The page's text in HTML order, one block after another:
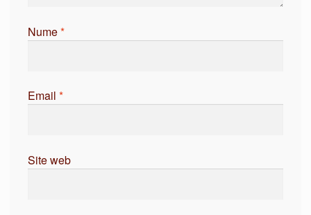
Nume*
Email *
Site web